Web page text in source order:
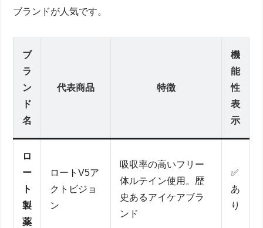
ブランドが人気です。
ブ
ラ
ン
ド
名
代表商品 特徴
機
能
性
表
示
ロ
ー
ト
製
薬
ロートV5ア
クトビジョ
ン
吸収率の高いフリー
体ルテイン使用。歴
史あるアイケアブラ
ンド
✅
あ
り